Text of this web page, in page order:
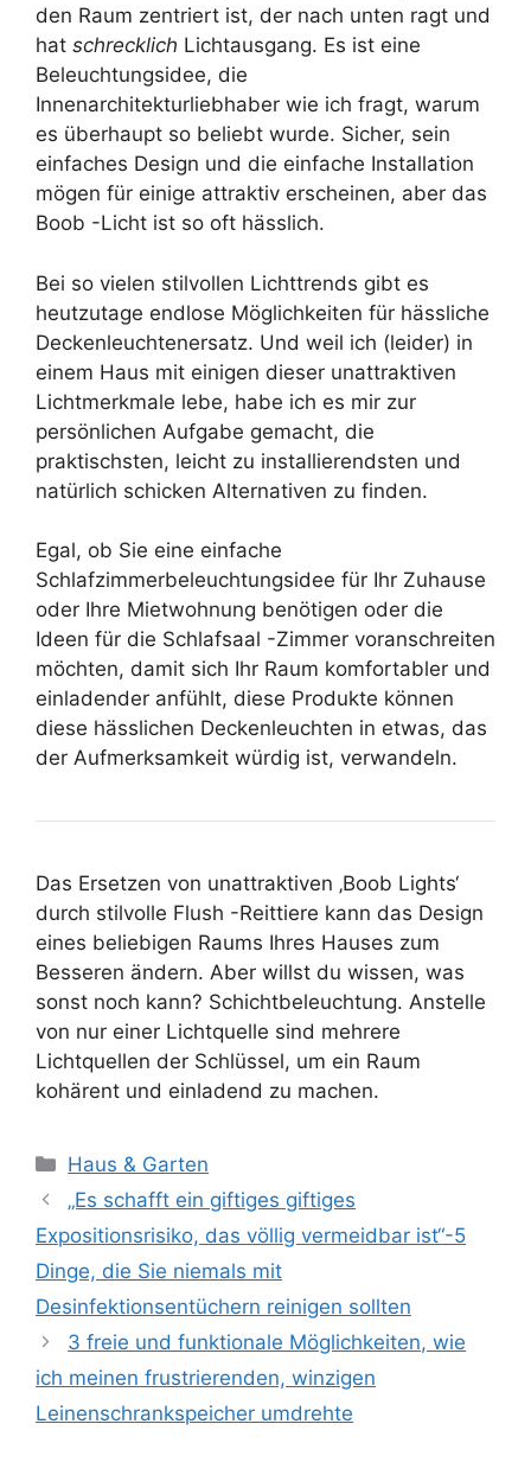
den Raum zentriert ist, der nach unten ragt und
hat schrecklich Lichtausgang. Es ist eine
Beleuchtungsidee, die
Innenarchitekturliebhaber wie ich fragt, warum
es überhaupt so beliebt wurde. Sicher, sein
einfaches Design und die einfache Installation
mögen für einige attraktiv erscheinen, aber das
Boob -Licht ist so oft hässlich.
Bei so vielen stilvollen Lichttrends gibt es
heutzutage endlose Möglichkeiten für hässliche
Deckenleuchtenersatz. Und weil ich (leider) in
einem Haus mit einigen dieser unattraktiven
Lichtmerkmale lebe, habe ich es mir zur
persönlichen Aufgabe gemacht, die
praktischsten, leicht zu installierendsten und
natürlich schicken Alternativen zu finden.
Egal, ob Sie eine einfache
Schlafzimmerbeleuchtungsidee für Ihr Zuhause
oder Ihre Mietwohnung benötigen oder die
Ideen für die Schlafsaal -Zimmer voranschreiten
möchten, damit sich Ihr Raum komfortabler und
einladender anfühlt, diese Produkte können
diese hässlichen Deckenleuchten in etwas, das
der Aufmerksamkeit würdig ist, verwandeln.
Das Ersetzen von unattraktiven ‚Boob Lights‘
durch stilvolle Flush -Reittiere kann das Design
eines beliebigen Raums Ihres Hauses zum
Besseren ändern. Aber willst du wissen, was
sonst noch kann? Schichtbeleuchtung. Anstelle
von nur einer Lichtquelle sind mehrere
Lichtquellen der Schlüssel, um ein Raum
kohärent und einladend zu machen.
Kategorien
Haus & Garten
„Es schafft ein giftiges giftiges
Expositionsrisiko, das völlig vermeidbar ist“-5
Dinge, die Sie niemals mit
Desinfektionsentüchern reinigen sollten
3 freie und funktionale Möglichkeiten, wie
ich meinen frustrierenden, winzigen
Leinenschrankspeicher umdrehte